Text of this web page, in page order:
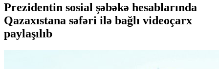
Prezidentin sosial şəbəkə hesablarında
Qazaxıstana səfəri ilə bağlı videoçarx
paylaşılıb